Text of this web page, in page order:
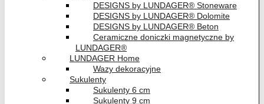
DESIGNS by LUNDAGER® Stoneware
DESIGNS by LUNDAGER® Dolomite
DESIGNS by LUNDAGER® Beton
Ceramiczne doniczki magnetyczne by
LUNDAGER®
LUNDAGER Home
Wazy dekoracyjne
Sukulenty
Sukulenty 6 cm
Sukulenty 9 cm